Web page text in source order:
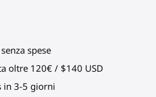
spese
oltre 120€ / $140 USD
in 3-5 giorni